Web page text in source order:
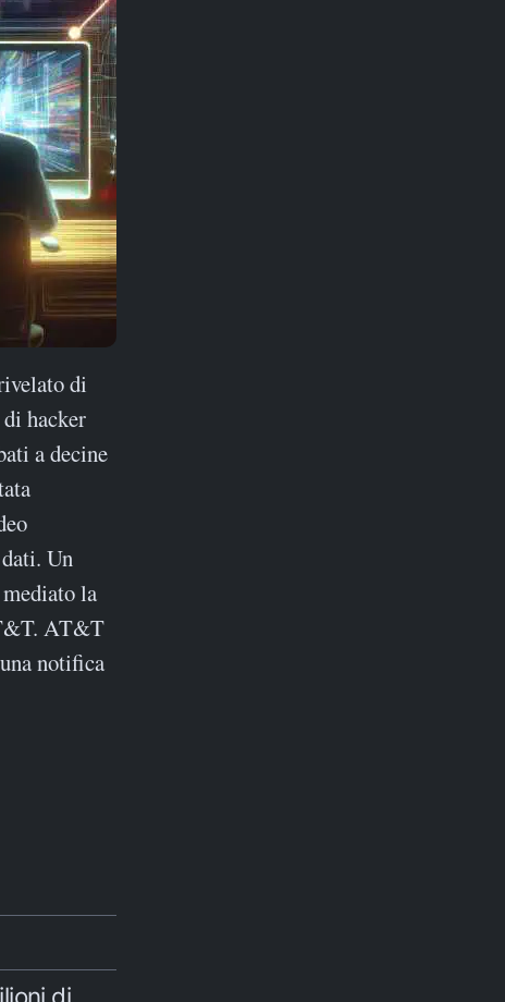
di
hacker
a decine
Un
la
AT&T
notifica
di